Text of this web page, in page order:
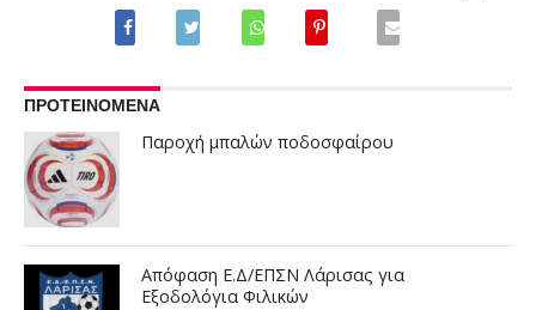
ΠΡΟΤΕΙΝΟΜΕΝΑ
Παροχή μπαλών ποδοσφαίρου
Απόφαση Ε.Δ/ΕΠΣΝ Λάρισας για
Εξοδολόγια Φιλικών